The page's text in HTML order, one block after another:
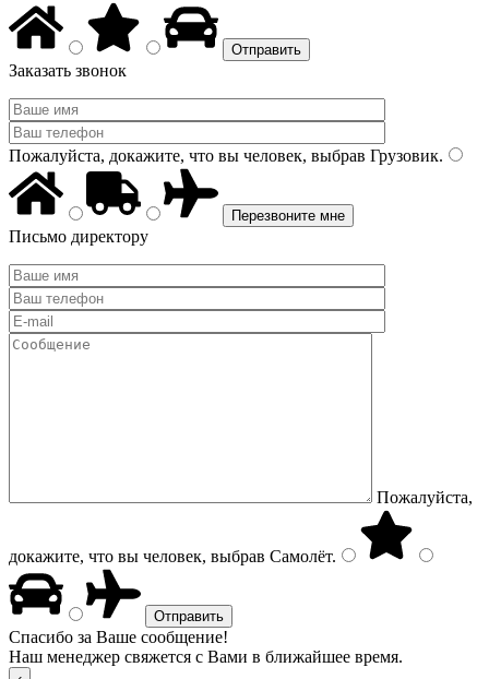
Заказать звонок
Пожалуйста, докажите, что вы человек, выбрав Грузовик.
Письмо директору
Пожалуйста,
докажите, что вы человек, выбрав Самолёт.
Спасибо за Ваше сообщение!
Наш менеджер свяжется с Вами в ближайшее время.